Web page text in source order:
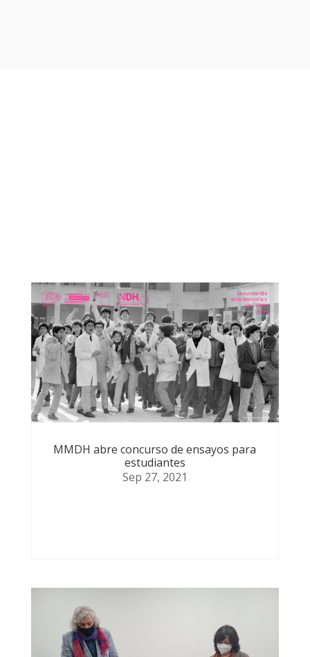
MMDH abre concurso de ensayos para
estudiantes
Sep 27, 2021